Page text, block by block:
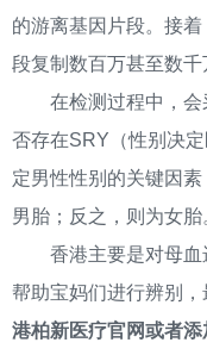
的游离基因片段。接
段复制数百万甚至数千
在检测过程中，会
否存在SRY（性别决
定男性性别的关键因
男胎；反之，则为女胎
香港主要是对母血
帮助宝妈们进行辨别，
港柏新医疗官网或者添